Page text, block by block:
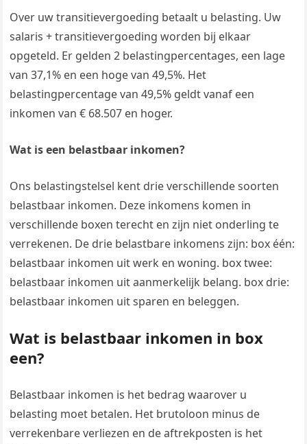
Over uw transitievergoeding betaalt u belasting. Uw
salaris + transitievergoeding worden bij elkaar
opgeteld. Er gelden 2 belastingpercentages, een lage
van 37,1% en een hoge van 49,5%. Het
belastingpercentage van 49,5% geldt vanaf een
inkomen van € 68.507 en hoger.
Wat is een belastbaar inkomen?
Ons belastingstelsel kent drie verschillende soorten
belastbaar inkomen. Deze inkomens komen in
verschillende boxen terecht en zijn niet onderling te
verrekenen. De drie belastbare inkomens zijn: box één:
belastbaar inkomen uit werk en woning. box twee:
belastbaar inkomen uit aanmerkelijk belang. box drie:
belastbaar inkomen uit sparen en beleggen.
Wat is belastbaar inkomen in box
een?
Belastbaar inkomen is het bedrag waarover u
belasting moet betalen. Het brutoloon minus de
verrekenbare verliezen en de aftrekposten is het